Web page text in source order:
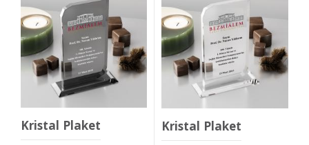
Kristal Plaket Kristal Plaket